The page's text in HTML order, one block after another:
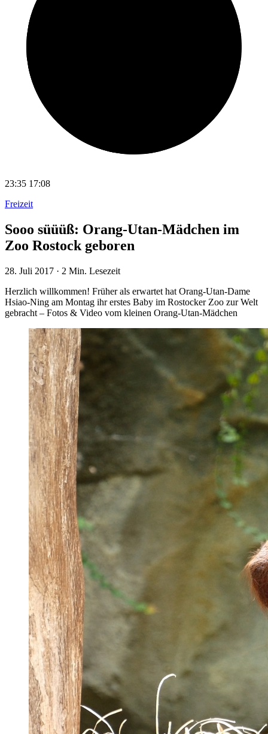
23:35 17:08
Freizeit
Sooo süüüß: Orang-Utan-Mädchen im
Zoo Rostock geboren
28. Juli 2017 · 2 Min. Lesezeit
Herzlich willkommen! Früher als erwartet hat Orang-Utan-Dame
Hsiao-Ning am Montag ihr erstes Baby im Rostocker Zoo zur Welt
gebracht – Fotos & Video vom kleinen Orang-Utan-Mädchen